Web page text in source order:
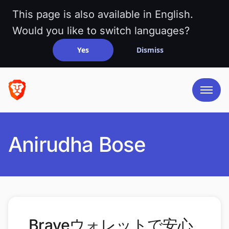
This page is also available in English.
Would you like to switch languages?
Yes Dismiss
Anirudha Bose
Braveウォレットで安心